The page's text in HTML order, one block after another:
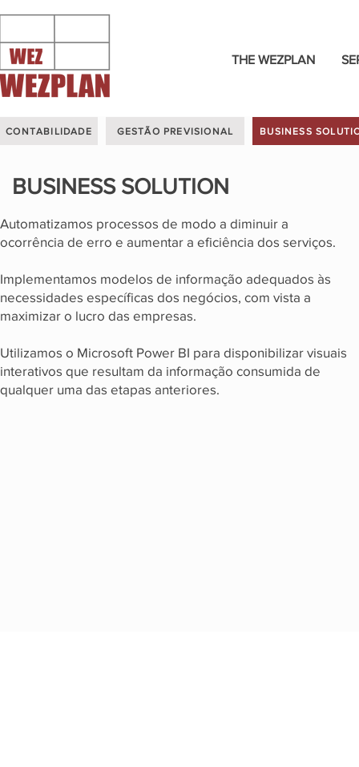
THE WEZPLAN
BUSINESS SOLUTION
Automatizamos processos de modo a diminuir a
ocorrência de erro e aumentar a eficiência dos serviços.
Implementamos modelos de informação adequados às
necessidades específicas dos negócios, com vista a
maximizar o lucro das empresas.
Utilizamos o Microsoft Power BI para disponibilizar visuais
interativos que resultam da informação consumida de
qualquer uma das etapas anteriores.
CONTABILIDADE GESTÃO PREVISIONAL BUSINESS